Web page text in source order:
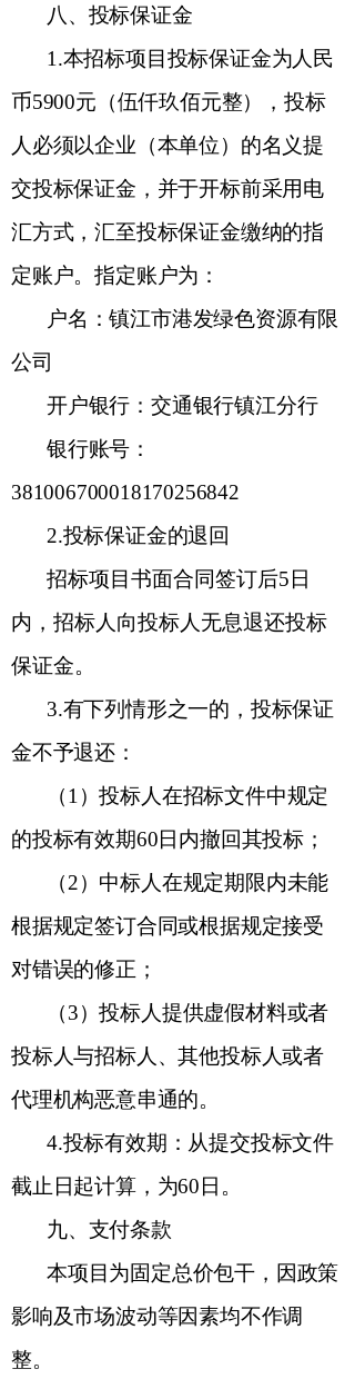
八 、投标保证金
1.本招标项目投标保证金为人民
币5900元（伍仟玖佰元整），投标
人必须以企业（本单位）的名义提
交投标保证金，并于开标前采用电
汇方式，汇至投标保证金缴纳的指
定账户。指定账户为：
户名：镇江市港发绿色资源有限
公司
开户银行：交通银行镇江分行
银行账号：
381006700018170256842
2.投标保证金的退回
招标项目书面合同签订后5 日
内， 招标人 向投标人 无息退还投标
保证金。
3.有下列情形之一的，投标保证
金不予退还：
（1 ）投标人在招标文件中规定
的投标有效期60日 内撤回其投标 ；
（2）中标人在规定期限内未能
根据规定签订合同或根据规定接受
对错误的修正 ；
（3）投标人提供虚假材料或者
投标人与招标人、其他投标人或者
代理机构恶意串通的。
4.投标有效期：从提交投标文件
截止日起计算，为60 日。
九、支付条款
本项目为固定总价包干，因政策
影响及市场波动等因素均不作调
整。